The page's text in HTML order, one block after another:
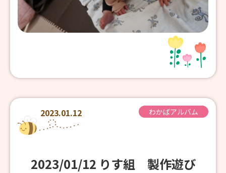
2023.01.12 わかばアルバム
2023/01/12 りす組 製作遊び